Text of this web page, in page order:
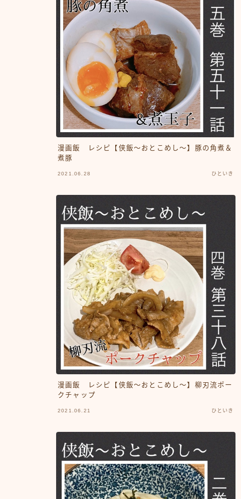
漫画飯 レシピ【侠飯～おとこめし～】豚の角煮＆
煮豚
2021.06.28 ひといき
漫画飯 レシピ【侠飯～おとこめし～】柳刃流ポー
クチャップ
2021.06.21 ひといき